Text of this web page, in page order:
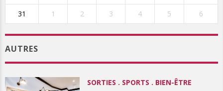
31 1 2 3 4 5 6
AUTRES
SORTIES . SPORTS . BIEN-ÊTRE